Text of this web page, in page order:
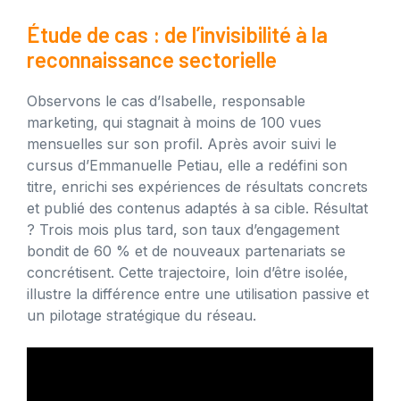
Étude de cas : de l’invisibilité à la
reconnaissance sectorielle
Observons le cas d’Isabelle, responsable
marketing, qui stagnait à moins de 100 vues
mensuelles sur son profil. Après avoir suivi le
cursus d’Emmanuelle Petiau, elle a redéfini son
titre, enrichi ses expériences de résultats concrets
et publié des contenus adaptés à sa cible. Résultat
? Trois mois plus tard, son taux d’engagement
bondit de 60 % et de nouveaux partenariats se
concrétisent. Cette trajectoire, loin d’être isolée,
illustre la différence entre une utilisation passive et
un pilotage stratégique du réseau.